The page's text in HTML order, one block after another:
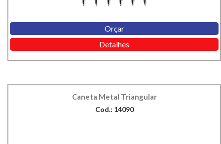
Orçar
Detalhes
Caneta Metal Triangular
Cod.: 14090